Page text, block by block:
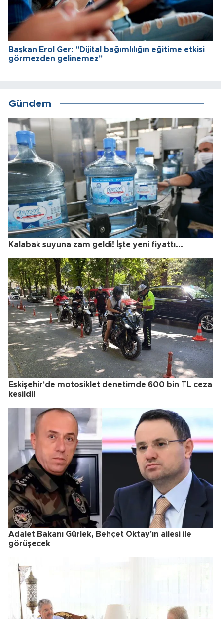
Başkan Erol Ger: "Dijital bağımlılığın eğitime etkisi
görmezden gelinemez"
Gündem
Kalabak suyuna zam geldi! İşte yeni fiyattı...
Eskişehir'de motosiklet denetimde 600 bin TL ceza
kesildi!
Adalet Bakanı Gürlek, Behçet Oktay'ın ailesi ile
görüşecek